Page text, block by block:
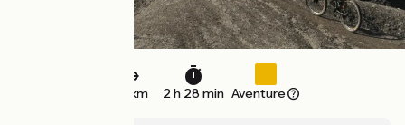
37 km 2 h 28 min Aventure